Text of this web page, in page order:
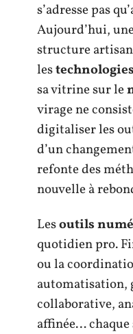
s’adresse pas
Aujourd’hui,
structure
les
sa vitrine sur le
virage ne
digitaliser les
d’un
refonte des
nouvelle à
Lesoutils
quotidien pro.
ou la
automatisation,
collaborative,
affinée… chaque